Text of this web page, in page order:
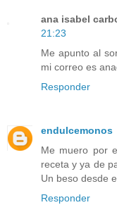
ana isabel
21:23
Me apunto al
mi correo es
Responder
endulcemonos
Me muero por
receta y ya de
Un beso desde
Responder